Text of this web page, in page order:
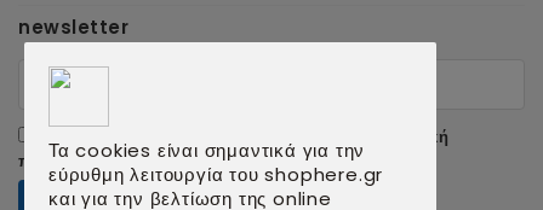
newsletter
πολιτική
προσωπικών δεδομένων.
ΕΓΓΡΑΦΗ
Τα cookies είναι σημαντικά για την
εύρυθμη λειτουργία του shophere.gr
και για την βελτίωση της online